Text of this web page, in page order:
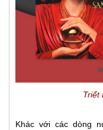
Triết
Khác với các dòng